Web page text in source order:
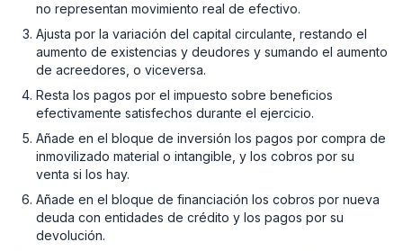
no representan movimiento real de efectivo.
Ajusta por la variación del capital circulante, restando el
aumento de existencias y deudores y sumando el aumento
de acreedores, o viceversa.
Resta los pagos por el impuesto sobre beneficios
efectivamente satisfechos durante el ejercicio.
Añade en el bloque de inversión los pagos por compra de
inmovilizado material o intangible, y los cobros por su
venta si los hay.
Añade en el bloque de financiación los cobros por nueva
deuda con entidades de crédito y los pagos por su
devolución.